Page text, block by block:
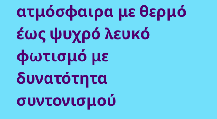
ατμόσφαιρα με θερμό
έως ψυχρό λευκό
φωτισμό με
δυνατότητα
συντονισμού